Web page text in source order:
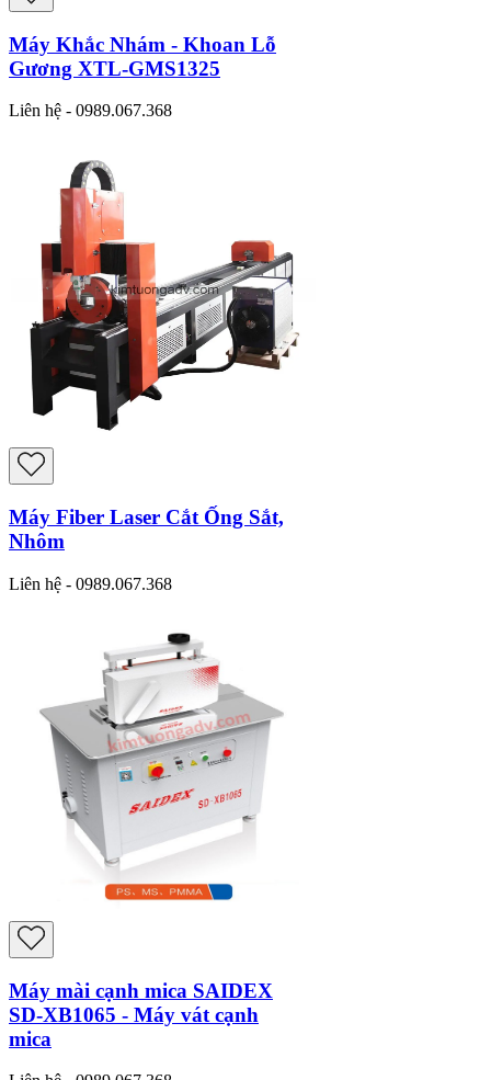
Máy Khắc Nhám - Khoan Lỗ
Gương XTL-GMS1325
Liên hệ - 0989.067.368
Máy Fiber Laser Cắt Ống Sắt,
Nhôm
Liên hệ - 0989.067.368
Máy mài cạnh mica SAIDEX
SD-XB1065 - Máy vát cạnh
mica